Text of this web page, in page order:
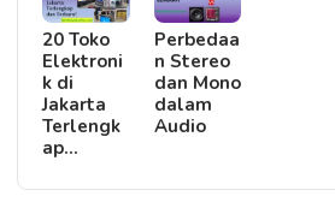
20 Toko
Elektroni
k di
Jakarta
Terlengk
ap…
Perbedaa
n Stereo
dan Mono
dalam
Audio